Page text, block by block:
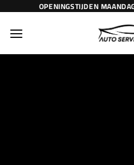
inhoud
OPENINGSTIJDEN